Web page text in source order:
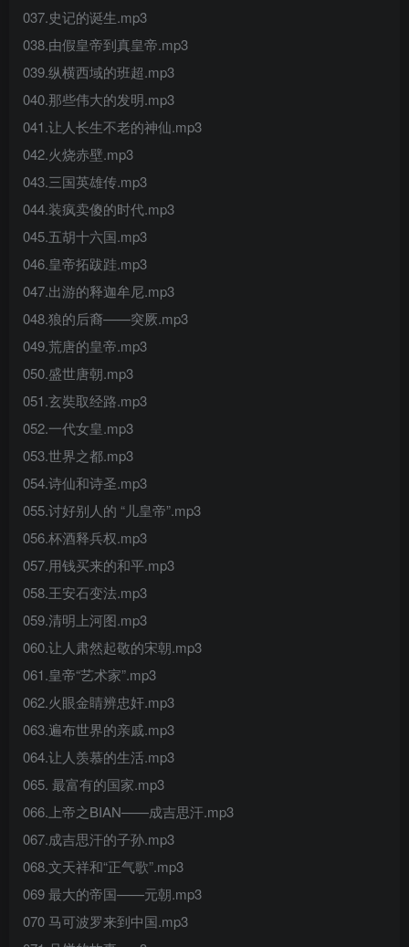
037.史记的诞生.mp3
038.由假皇帝到真皇帝.mp3
039.纵横西域的班超.mp3
040.那些伟大的发明.mp3
041.让人长生不老的神仙.mp3
042.火烧赤壁.mp3
043.三国英雄传.mp3
044.装疯卖傻的时代.mp3
045.五胡十六国.mp3
046.皇帝拓跋跬.mp3
047.出游的释迦牟尼.mp3
048.狼的后裔——突厥.mp3
049.荒唐的皇帝.mp3
050.盛世唐朝.mp3
051.玄奘取经路.mp3
052.一代女皇.mp3
053.世界之都.mp3
054.诗仙和诗圣.mp3
055.讨好别人的 “儿皇帝”.mp3
056.杯酒释兵权.mp3
057.用钱买来的和平.mp3
058.王安石变法.mp3
059.清明上河图.mp3
060.让人肃然起敬的宋朝.mp3
061.皇帝“艺术家”.mp3
062.火眼金睛辨忠奸.mp3
063.遍布世界的亲戚.mp3
064.让人羡慕的生活.mp3
065. 最富有的国家.mp3
066.上帝之BIAN——成吉思汗.mp3
067.成吉思汗的子孙.mp3
068.文天祥和“正气歌”.mp3
069 最大的帝国——元朝.mp3
070 马可波罗来到中国.mp3